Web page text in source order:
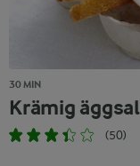
30 MIN
Krämig
(50)